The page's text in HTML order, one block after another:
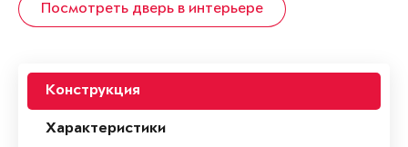
Посмотреть дверь в интерьере
Конструкция
Характеристики